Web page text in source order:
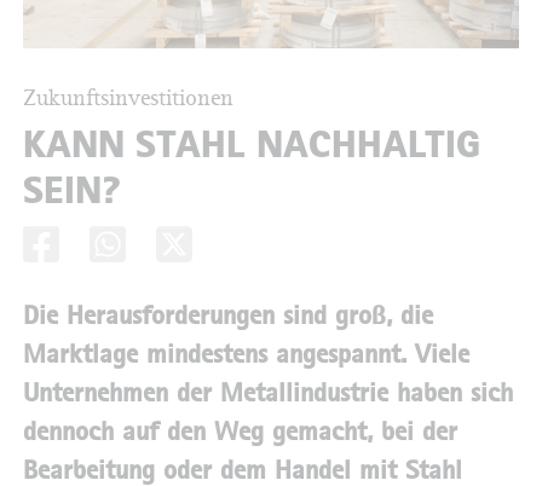
Zukunftsinvestitionen
KANN STAHL NACHHALTIG
SEIN?
Die Herausforderungen sind groß, die
Marktlage mindestens angespannt. Viele
Unternehmen der Metallindustrie haben sich
dennoch auf den Weg gemacht, bei der
Bearbeitung oder dem Handel mit Stahl